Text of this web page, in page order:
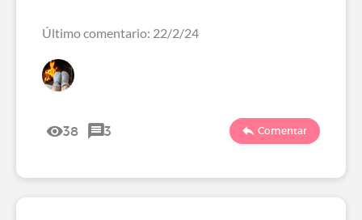
Último comentario: 22/2/24
38 3 Comentar